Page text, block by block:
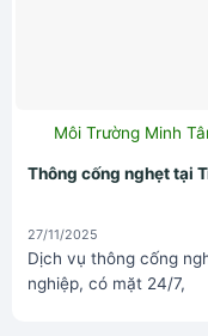
Môi Trường Minh
Thông cống nghẹt tại
27/11/2025
Dịch vụ thông cống
nghiệp, có mặt 24/7,